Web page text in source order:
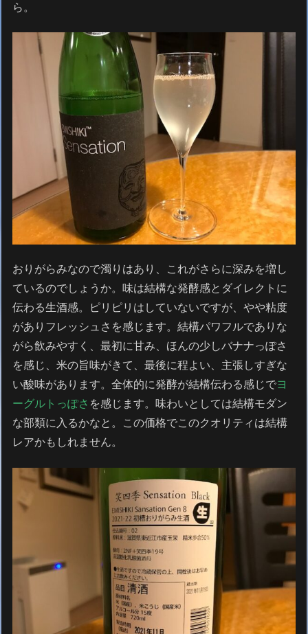
ら。
おりがらみなので濁りはあり、これがさらに深みを増し
ているのでしょうか。味は結構な発酵感とダイレクトに
伝わる生酒感。ピリピリはしていないですが、やや粘度
がありフレッシュさを感じます。結構パワフルでありな
がら飲みやすく、最初に甘み、ほんの少しバナナっぽさ
を感じ、米の旨味がきて、最後に程よい、主張しすぎな
い酸味があります。全体的に発酵が結構伝わる感じでヨ
ーグルトっぽさ を感じます。味わいとしては結構モダン
な部類に入るかなと。この価格でこのクオリティは結構
レアかもしれません。